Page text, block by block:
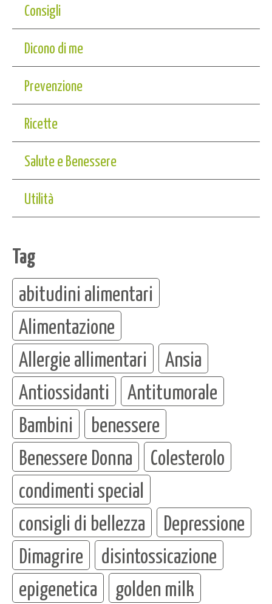
Consigli
Dicono di me
Prevenzione
Ricette
Salute e Benessere
Utilità
Tag
abitudini alimentari
Alimentazione
Allergie allimentari
Ansia
Antiossidanti
Antitumorale
Bambini
benessere
Benessere Donna
Colesterolo
condimenti special
consigli di bellezza
Depressione
Dimagrire
disintossicazione
epigenetica
golden milk